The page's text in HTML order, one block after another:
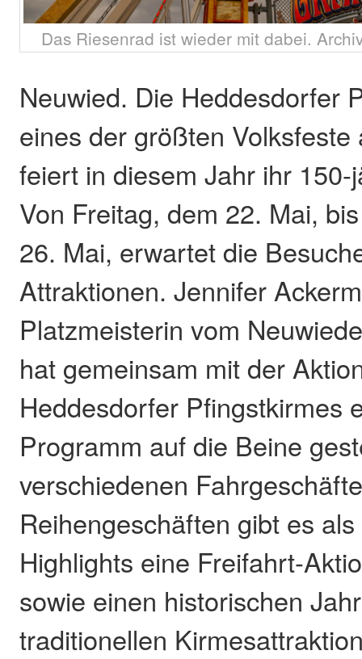
Das Riesenrad ist wieder mit dabei.
Neuwied. Die Heddesdorfer
eines der größten
feiert in diesem Jahr ihr
Von Freitag, dem 22. Mai,
26. Mai, erwartet die
Attraktionen. Jennifer
Platzmeisterin vom
hat gemeinsam mit der
Heddesdorfer Pfingstkirmes
Programm auf die Beine
verschiedenen
Reihengeschäften gibt es
Highlights eine Freifahrt-
sowie einen historischen
traditionellen